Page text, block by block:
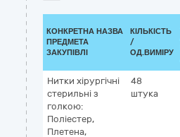
КОНКРЕТНА НАЗВА
ПРЕДМЕТА
ЗАКУПІВЛІ
КІЛЬКІСТЬ
/
ОД.ВИМІРУ
Нитки хірургічні
стерильні з
голкою:
Поліестер,
Плетена,
48
штука